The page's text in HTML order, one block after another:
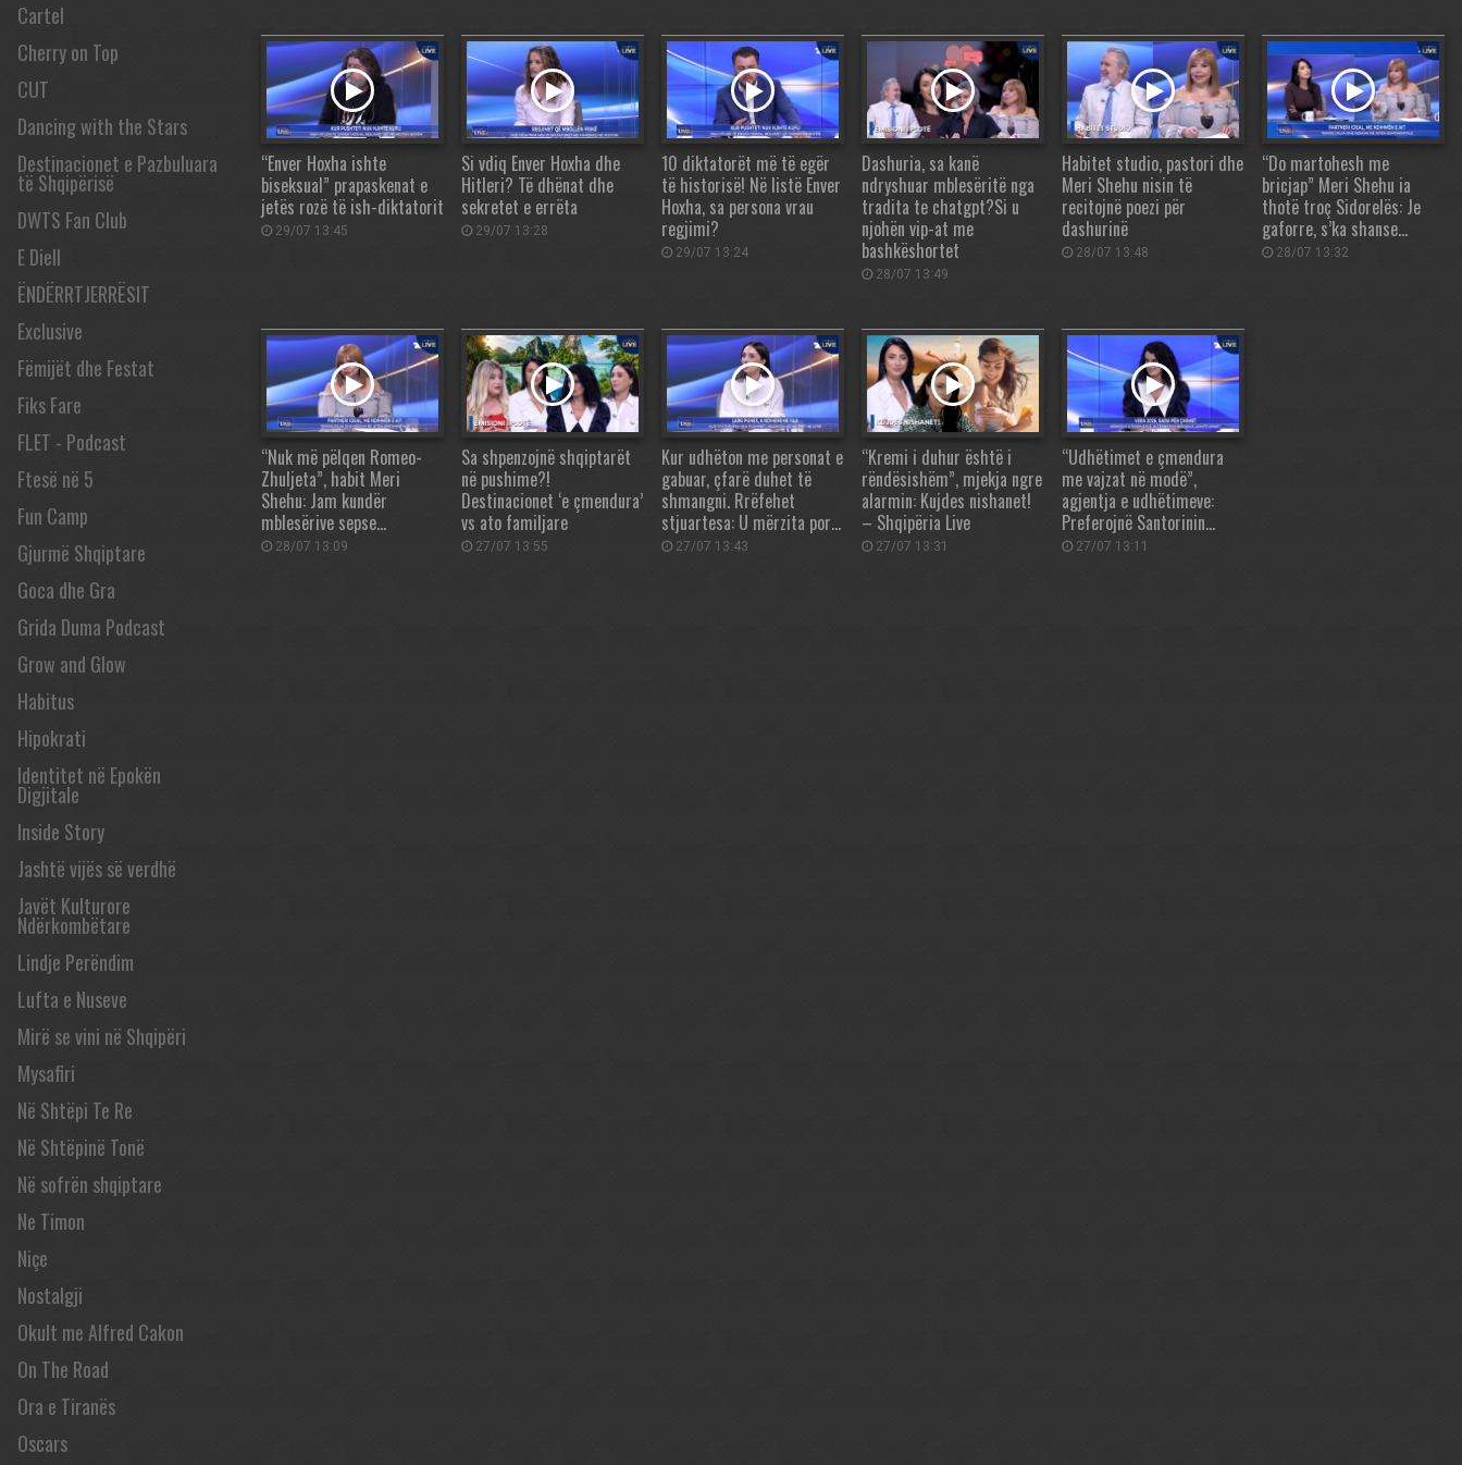
Cartel
Cherry on Top
CUT
Dancing with the Stars
Destinacionet e Pazbuluara
të Shqipërisë
DWTS Fan Club
E Diell
ËNDËRRTJERRËSIT
Exclusive
Fëmijët dhe Festat
Fiks Fare
FLET - Podcast
Ftesë në 5
Fun Camp
Gjurmë Shqiptare
Goca dhe Gra
Grida Duma Podcast
Grow and Glow
Habitus
Hipokrati
Identitet në Epokën
Digjitale
Inside Story
Jashtë vijës së verdhë
Javët Kulturore
Ndërkombëtare
Lindje Perëndim
Lufta e Nuseve
Mirë se vini në Shqipëri
Mysafiri
Në Shtëpi Te Re
Në Shtëpinë Tonë
Në sofrën shqiptare
Ne Timon
Niçe
Nostalgji
Okult me Alfred Cakon
On The Road
Ora e Tiranës
Oscars
“Enver Hoxha ishte
biseksual” prapaskenat e
jetës rozë të ish-diktatorit
29/07 13:45
Si vdiq Enver Hoxha dhe
Hitleri? Të dhënat dhe
sekretet e errëta
29/07 13:28
10 diktatorët më të egër
të historisë! Në listë Enver
Hoxha, sa persona vrau
regjimi?
29/07 13:24
Dashuria, sa kanë
ndryshuar mblesëritë nga
tradita te chatgpt?Si u
njohën vip-at me
bashkëshortet
28/07 13:49
Habitet studio, pastori dhe
Meri Shehu nisin të
recitojnë poezi për
dashurinë
28/07 13:48
“Do martohesh me
bricjap” Meri Shehu ia
thotë troç Sidorelës: Je
gaforre, s’ka shanse…
28/07 13:32
“Nuk më pëlqen Romeo-
Zhuljeta”, habit Meri
Shehu: Jam kundër
mblesërive sepse…
28/07 13:09
Sa shpenzojnë shqiptarët
në pushime?!
Destinacionet ‘e çmendura’
vs ato familjare
27/07 13:55
Kur udhëton me personat e
gabuar, çfarë duhet të
shmangni. Rrëfehet
stjuartesa: U mërzita por…
27/07 13:43
“Kremi i duhur është i
rëndësishëm”, mjekja ngre
alarmin: Kujdes nishanet!
– Shqipëria Live
27/07 13:31
“Udhëtimet e çmendura
me vajzat në modë”,
agjentja e udhëtimeve:
Preferojnë Santorinin…
27/07 13:11